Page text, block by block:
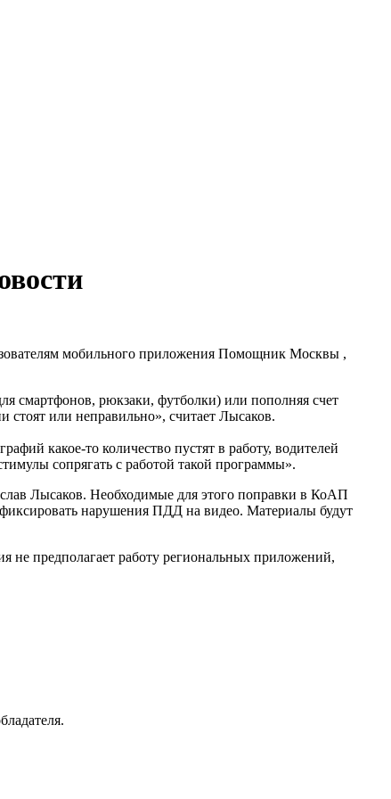
мобильного приложения Помощник Москвы ,
смартфонов, рюкзаки, футболки) или пополняя счет
или неправильно», считает Лысаков.
какое-то количество пустят в работу, водителей
сопрягать с работой такой программы».
Лысаков. Необходимые для этого поправки в КоАП
нарушения ПДД на видео. Материалы будут
не предполагает работу региональных приложений,